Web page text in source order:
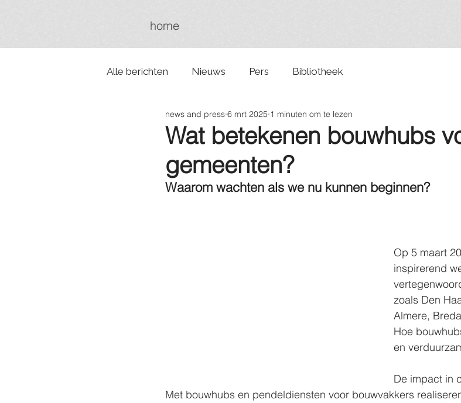
home
Alle berichten Nieuws Pers Bibliotheek
Wat betekenen bouwhubs
gemeenten?
news and press 6 mrt 2025 1 minuten om te lezen
Waarom wachten als we nu kunnen beginnen?
Op 5 maart
inspirerend
zoals Den
Almere,
Hoe
en
De impact in
Met bouwhubs en pendeldiensten voor bouwvakkers